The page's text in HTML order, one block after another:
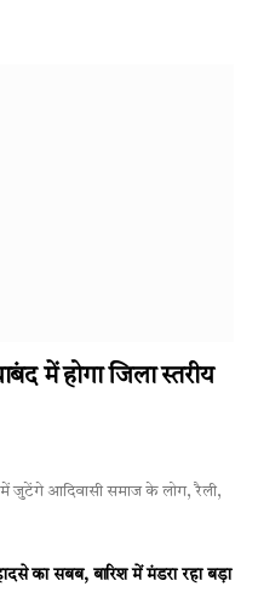
में होगा जिला स्तरीय
में जुटेंगे आदिवासी समाज के लोग, रैली,
का सबब, बारिश में मंडरा रहा बड़ा